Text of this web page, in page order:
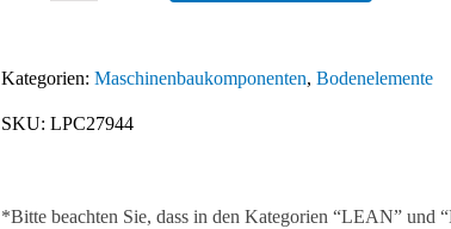
Gelenkstellfüße,
Kugel
Kategorien: Maschinenbaukomponenten, Bodenelemente
SKU: LPC27944
*Bitte beachten Sie, dass in den Kategorien “LEAN” und